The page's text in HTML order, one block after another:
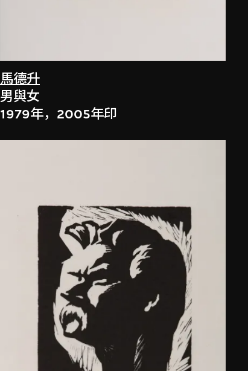
馬德升
男與女
1979年，2005年印